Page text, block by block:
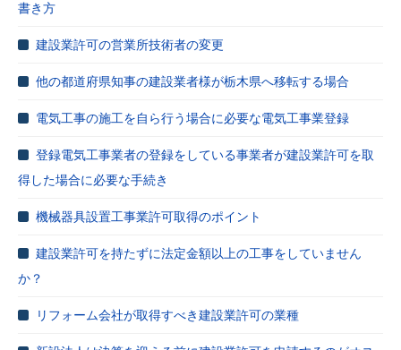
書き方
建設業許可の営業所技術者の変更
他の都道府県知事の建設業者様が栃木県へ移転する場合
電気工事の施工を自ら行う場合に必要な電気工事業登録
登録電気工事業者の登録をしている事業者が建設業許可を取
得した場合に必要な手続き
機械器具設置工事業許可取得のポイント
建設業許可を持たずに法定金額以上の工事をしていません
か？
リフォーム会社が取得すべき建設業許可の業種